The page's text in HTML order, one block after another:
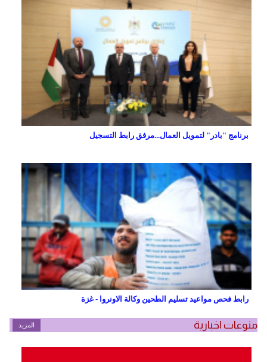
برنامج "بادر" لتمويل العمال...مرفق رابط التسجيل
رابط فحص مواعيد تسليم الطحين وكالة الاونروا - غزة
منوعات اخبارية المزيد